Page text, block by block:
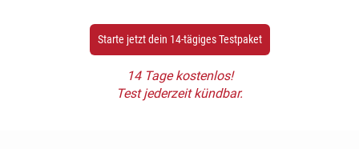
Starte jetzt dein 14-tägiges Testpaket
14 Tage kostenlos!
Test jederzeit kündbar.